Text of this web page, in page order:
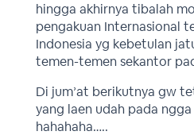
hingga akhirnya tibalah
pengakuan Internasional
Indonesia yg kebetulan
temen-temen sekantor
Di jum’at berikutnya gw
yang laen udah pada
hahahaha…..